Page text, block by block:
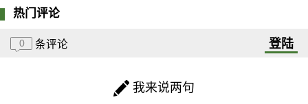
热门评论
0 条评论 登陆
我来说两句